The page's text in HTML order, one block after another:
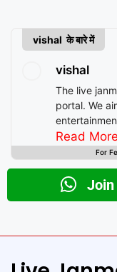
vishal के बारे में
vishal
The live
portal. We
decision-
Read More
For
Join